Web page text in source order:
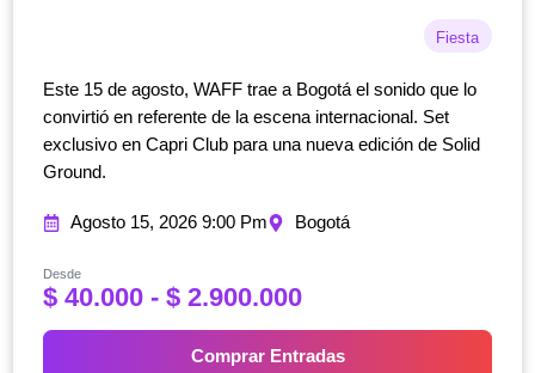
Fiesta
Este 15 de agosto, WAFF trae a Bogotá el sonido que lo
convirtió en referente de la escena internacional. Set
exclusivo en Capri Club para una nueva edición de Solid
Ground.
Agosto 15, 2026 9:00 Pm Bogotá
Desde
$40.000 - $2.900.000R
n
Comprar Entradas